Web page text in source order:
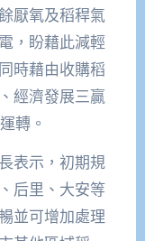
厭氧及稻稈氣
，盼藉此減輕
時藉由收購稻
經濟發展三贏
轉。
表示，初期規
后里、大安等
並可增加處理